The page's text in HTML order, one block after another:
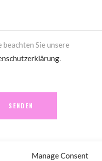
Manage Consent
beachten Sie unsere
.